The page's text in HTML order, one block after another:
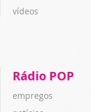
vídeos
Rádio POP
empregos